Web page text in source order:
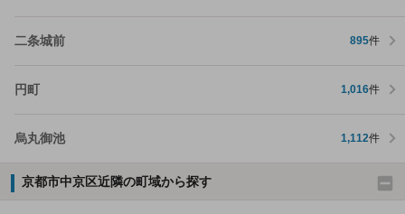
二条城前 895件
円町 1,016件
烏丸御池 1,112件
京都市中京区近隣の町域から探す